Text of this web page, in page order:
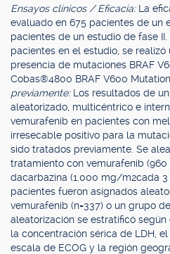
Ensayos clínicos / Eficacia: La
evaluado en 675 pacientes de un
pacientes de un estudio de fase
pacientes en el estudio, se
presencia de mutaciones BRAF
Cobas®4800 BRAF V600 Mutation
previamente: Los resultados de
aleatorizado, multicéntrico e
vemurafenib en pacientes con
irresecable positivo para la
sido tratados previamente. Se
tratamiento con vemurafenib
dacarbazina (1.000 mg/m2cada
pacientes fueron asignados
vemurafenib (n=337) o un grupo
aleatorización se estratificó
la concentración sérica de LDH,
escala de ECOG y la región